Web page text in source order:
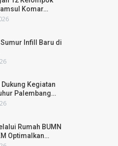
Komar…
Sumur Infill Baru di
Kegiatan
Palembang…
Rumah BUMN
Optimalkan…